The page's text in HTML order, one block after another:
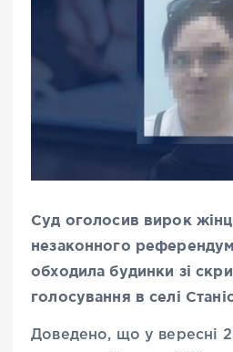
Суд оголосив вирок
незаконного
обходила будинки зі
голосування в селі
Доведено, що у вересні